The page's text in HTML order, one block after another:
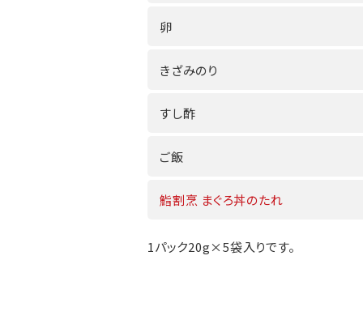
卵
きざみのり
すし酢
ご飯
鮨割烹 まぐろ丼のたれ
1パック20g×5袋入りです。